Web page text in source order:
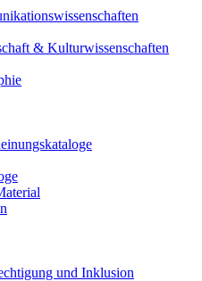
& Kulturwissenschaften
und Inklusion